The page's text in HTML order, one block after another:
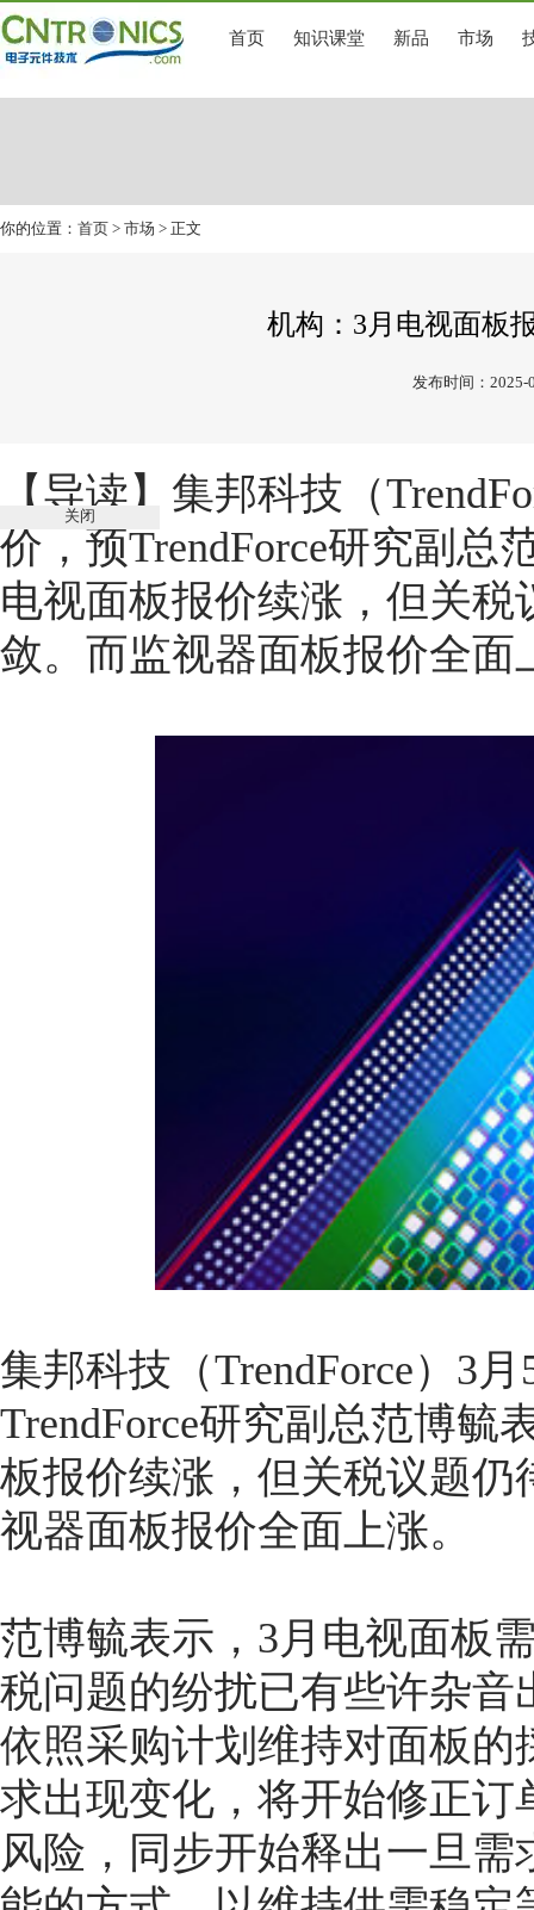
首页 知识课堂 新品 市场
你的位置： 首页 > 市场 > 正文
机构：3月电视面板
发布时间：2025-
【导读】 集邦科技（
价，预TrendForce研究副总
电视面板报价续涨，但关
敛。而监视器面板报价全面
集邦科技（TrendForce）3
TrendForce研究副总范博毓
板报价续涨，但关税议题
视器面板报价全面上涨。
范博毓表示，3月电视面板
税问题的纷扰已有些许杂
依照采购计划维持对面板
求出现变化，将开始修正
风险，同步开始释出一旦
关闭